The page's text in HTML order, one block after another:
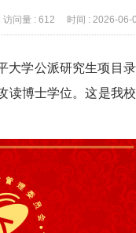
问量 : 612 时间 : 2026-06-
学公派研究生项目
博士学位。这是我